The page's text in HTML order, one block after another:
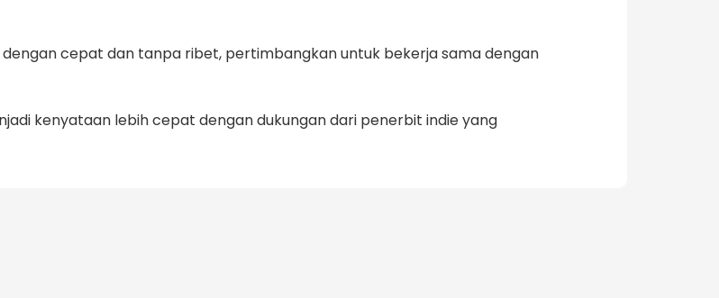
cepat dan tanpa ribet, pertimbangkan untuk bekerja sama dengan
kenyataan lebih cepat dengan dukungan dari penerbit indie yang